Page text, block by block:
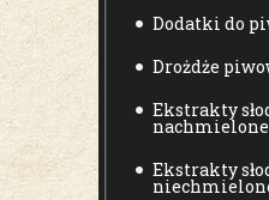
Dodatki do
Drożdże
Ekstrakty
Ekstrakty